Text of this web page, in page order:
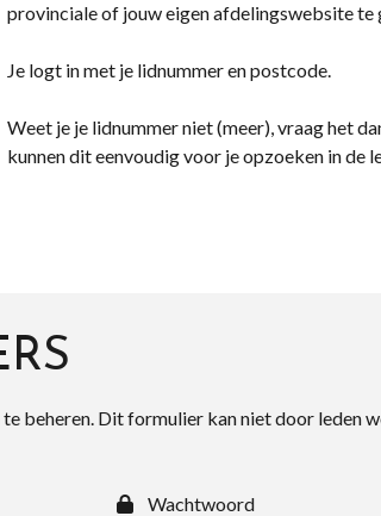
provinciale of jouw eigen afdelingswebsite te
Je logt in met je lidnummer en postcode.
Weet je je lidnummer niet (meer), vraag het
kunnen dit eenvoudig voor je opzoeken in de
beheren. Dit formulier kan niet door leden
Wachtwoord